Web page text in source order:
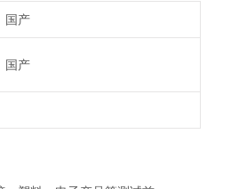
国产
国产